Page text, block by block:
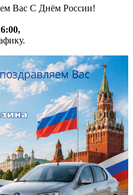
Вас С Днём России!